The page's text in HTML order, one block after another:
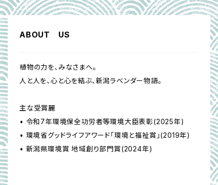
ABOUT US
植物の力を、みなさまへ。
人と人を、心と心を結ぶ、新潟ラベンダー物語。
主な受賞麗
• 令和7年環境保全功労者等環境大臣表彰(2025年)
• 環境省グッドライフアワード「環境と福祉賞」(2019年)
• 新潟県環境賞 地域創り部門賞(2024年)